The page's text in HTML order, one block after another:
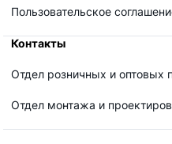
Пользовательское
Контакты
Отдел розничных и
Отдел монтажа и